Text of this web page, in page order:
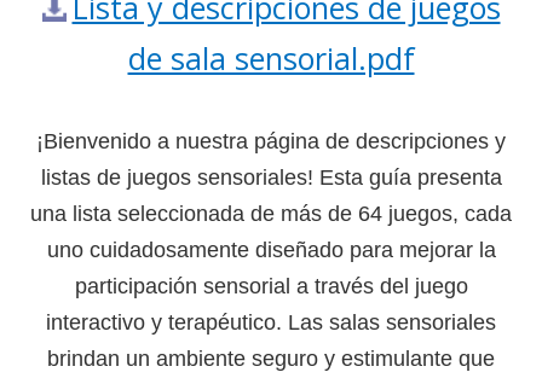
de sala sensorial.pdf
¡Bienvenido a nuestra página de descripciones y
listas de juegos sensoriales! Esta guía presenta
una lista seleccionada de más de 64 juegos, cada
uno cuidadosamente diseñado para mejorar la
participación sensorial a través del juego
interactivo y terapéutico. Las salas sensoriales
brindan un ambiente seguro y estimulante que